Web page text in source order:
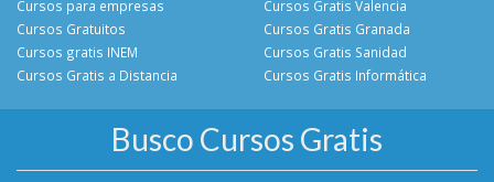
Cursos para empresas
Cursos Gratuitos
Cursos gratis INEM
Cursos Gratis a Distancia
Cursos Gratis Valencia
Cursos Gratis Granada
Cursos Gratis Sanidad
Cursos Gratis Informática
Busco Cursos Gratis